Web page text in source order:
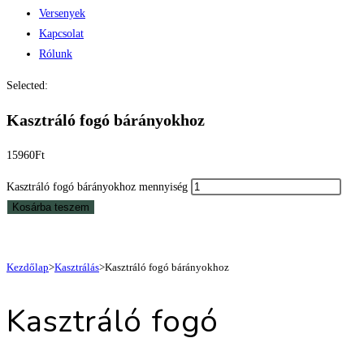
Versenyek
Kapcsolat
Rólunk
Selected:
Kasztráló fogó bárányokhoz
15960Ft
Kasztráló fogó bárányokhoz mennyiség
Kosárba teszem
Kezdőlap>Kasztrálás>Kasztráló fogó bárányokhoz
Kasztráló fogó